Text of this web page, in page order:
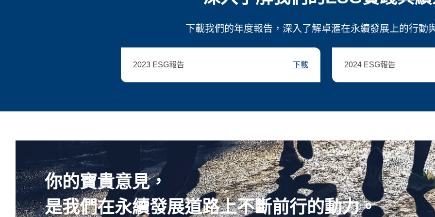
下載我們的年度報告，深入了解卓滙在永續發展上的行動
2023 ESG報告 2024 ESG報告
你的寶貴意見，
是我們在永續發展道路上不斷前行的動力。